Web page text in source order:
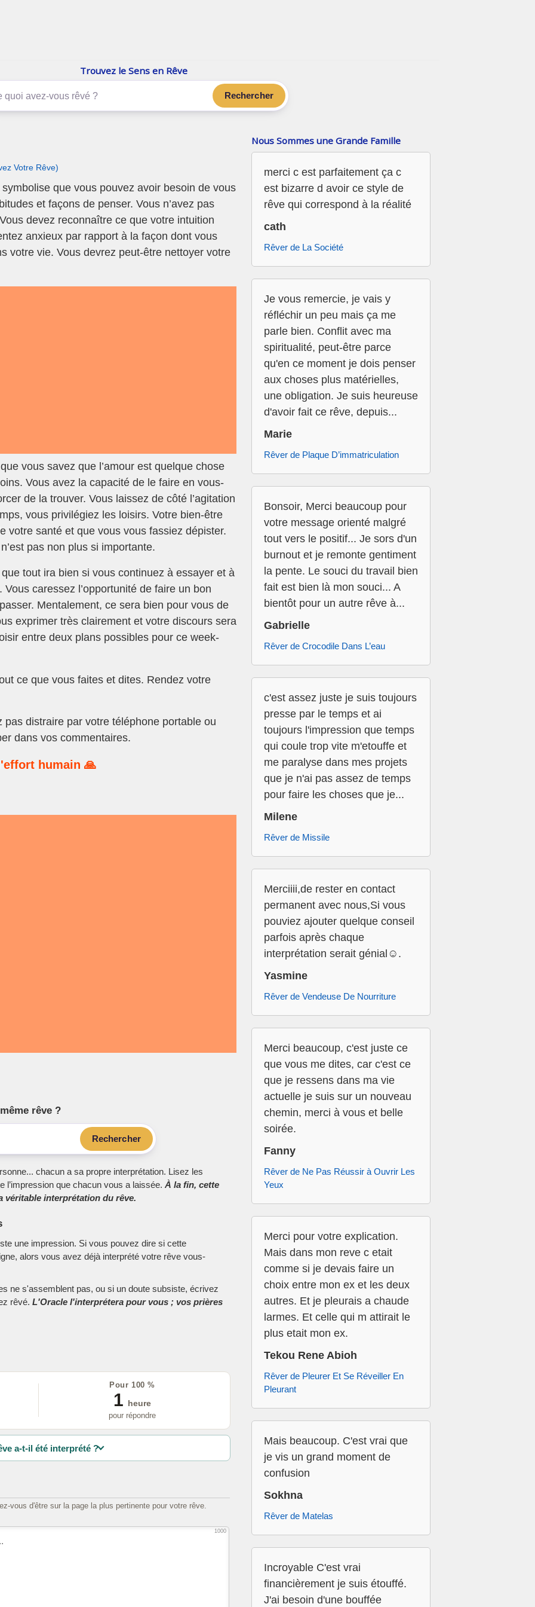
Trouvez le Sens en Rêve
Rechercher
Votre Rêve)
symbolise que vous pouvez avoir besoin de vous
et façons de penser. Vous n’avez pas
devez reconnaître ce que votre intuition
anxieux par rapport à la façon dont vous
votre vie. Vous devrez peut-être nettoyer votre
vous savez que l’amour est quelque chose
Vous avez la capacité de le faire en vous-
de la trouver. Vous laissez de côté l’agitation
vous privilégiez les loisirs. Votre bien-être
votre santé et que vous vous fassiez dépister.
pas non plus si importante.
tout ira bien si vous continuez à essayer et à
caressez l’opportunité de faire un bon
Mentalement, ce sera bien pour vous de
exprimer très clairement et votre discours sera
entre deux plans possibles pour ce week-
ce que vous faites et dites. Rendez votre
pas distraire par votre téléphone portable ou
dans vos commentaires.
humain 🙏
rêve ?
Rechercher
chacun a sa propre interprétation. Lisez les
l’impression que chacun vous a laissée. À la fin, cette
véritable interprétation du rêve.
une impression. Si vous pouvez dire si cette
alors vous avez déjà interprété votre rêve vous-
ne s'assemblent pas, ou si un doute subsiste, écrivez
rêvé. L'Oracle l'interprétera pour vous ; vos prières
Pour 100 %
1
heure
pour répondre
a-t-il été interprété ?
vous d'être sur la page la plus pertinente pour votre rêve.
1000
Nous Sommes une Grande Famille
merci c est parfaitement ça c
est bizarre d avoir ce style de
rêve qui correspond à la réalité
cath
Rêver de La Société
Je vous remercie, je vais y
réfléchir un peu mais ça me
parle bien. Conflit avec ma
spiritualité, peut-être parce
qu'en ce moment je dois penser
aux choses plus matérielles,
une obligation. Je suis heureuse
d'avoir fait ce rêve, depuis...
Marie
Rêver de Plaque D’immatriculation
Bonsoir, Merci beaucoup pour
votre message orienté malgré
tout vers le positif... Je sors d'un
burnout et je remonte gentiment
la pente. Le souci du travail bien
fait est bien là mon souci... A
bientôt pour un autre rêve à...
Gabrielle
Rêver de Crocodile Dans L’eau
c'est assez juste je suis toujours
presse par le temps et ai
toujours l'impression que temps
qui coule trop vite m'etouffe et
me paralyse dans mes projets
que je n'ai pas assez de temps
pour faire les choses que je...
Milene
Rêver de Missile
Merciiii,de rester en contact
permanent avec nous,Si vous
pouviez ajouter quelque conseil
parfois après chaque
interprétation serait génial☺️.
Yasmine
Rêver de Vendeuse De Nourriture
Merci beaucoup, c'est juste ce
que vous me dites, car c'est ce
que je ressens dans ma vie
actuelle je suis sur un nouveau
chemin, merci à vous et belle
soirée.
Fanny
Rêver de Ne Pas Réussir à Ouvrir Les
Yeux
Merci pour votre explication.
Mais dans mon reve c etait
comme si je devais faire un
choix entre mon ex et les deux
autres. Et je pleurais a chaude
larmes. Et celle qui m attirait le
plus etait mon ex.
Tekou Rene Abioh
Rêver de Pleurer Et Se Réveiller En
Pleurant
Mais beaucoup. C'est vrai que
je vis un grand moment de
confusion
Sokhna
Rêver de Matelas
Incroyable C'est vrai
financièrement je suis étouffé.
J'ai besoin d'une bouffée